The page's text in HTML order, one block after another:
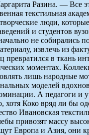
Разина. — Все
текстильная
люди,
и студентов
не собирались
извлечь из
в ткань
моментах.
лишь народные
моделей
А педагоги
Коко вряд ли бы
Ивановская
привозят массу
Европа и Азия, они